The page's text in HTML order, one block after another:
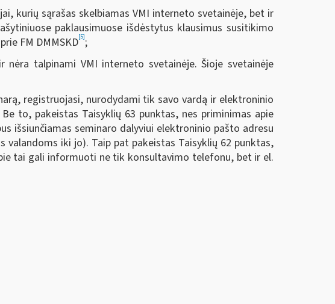
kurių sąrašas skelbiamas VMI interneto svetainėje, bet ir
paklausimuose išdėstytus klausimus susitikimo
FM DMMSKD[5];
talpinami VMI interneto svetainėje. Šioje svetainėje
registruojasi, nurodydami tik savo vardą ir elektroninio
to, pakeistas Taisyklių 63 punktas, nes priminimas apie
išsiunčiamas seminaro dalyviui elektroninio pašto adresu
iki jo). Taip pat pakeistas Taisyklių 62 punktas,
tai gali informuoti ne tik konsultavimo telefonu, bet ir el.